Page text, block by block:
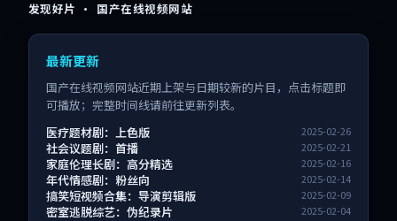
发现好片 · 国产在线视频网站
最新更新
国产在线视频网站近期上架与日期较新的片目，点击标题即
可播放；完整时间线请前往更新列表。
医疗题材剧：上色版
2025-02-26
社会议题剧：首播 2025-02-21
家庭伦理长剧：高分精选 2025-02-16
年代情感剧：粉丝向 2025-02-14
搞笑短视频合集：导演剪辑版 2025-02-09
密室逃脱综艺：伪纪录片 2025-02-04